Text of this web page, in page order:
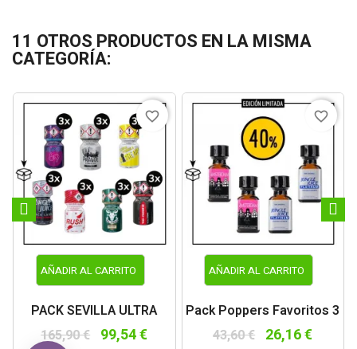
11 OTROS PRODUCTOS EN LA MISMA
CATEGORÍA:
AÑADIR AL CARRITO
PACK SEVILLA ULTRA
165,90 € 99,54 €
favorite_border
AÑADIR AL CARRITO
Pack Poppers Favoritos 3
43,60 € 26,16 €
favorite_border